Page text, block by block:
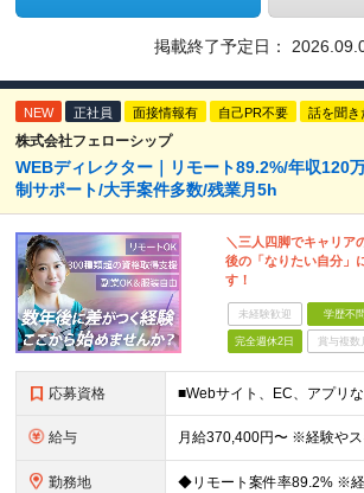
掲載終了予定日：
NEW 正社員 面接情報有 自己PR不要 話を聞き
株式会社フェローシップ
WEBディレクター｜リモート89.2%/年収120
制サポート/大手案件多数/残業月5h
＼三人四脚でキャリア
後の「なりたい自分」
す！
未経験歓迎 学歴不問
完全週休2日 賞与複数
応募資格
給与
勤務地